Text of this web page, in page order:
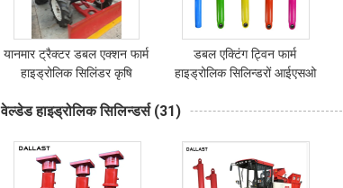
यानमार ट्रैक्टर डबल एक्शन फार्म
हाइड्रोलिक सिलिंडर कृषि
डबल एक्टिंग ट्विन फार्म
हाइड्रोलिक सिलिन्डरों आईएसओ
वेल्डेड हाइड्रोलिक सिलिन्डर्स (31)